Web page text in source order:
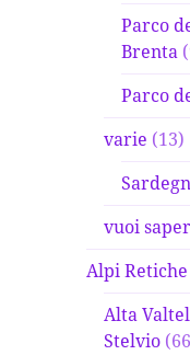
Parco
Brenta
Parco
varie (13)
vuoi
Alpi Retiche
Alta
Stelvio